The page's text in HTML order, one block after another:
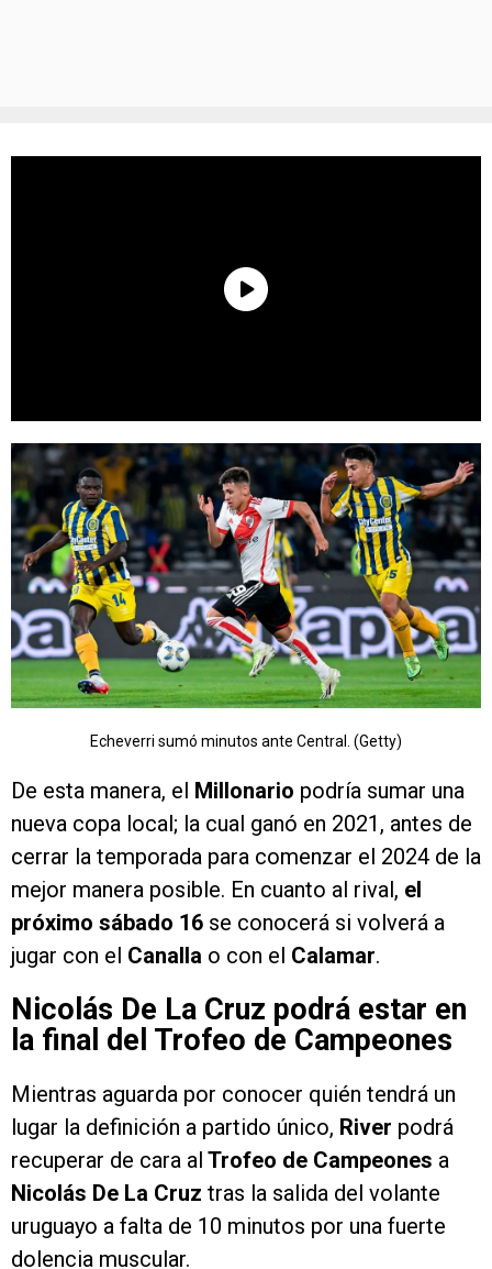
Echeverri sumó minutos ante Central. (Getty)
De esta manera, el Millonario podría sumar una
nueva copa local; la cual ganó en 2021, antes de
cerrar la temporada para comenzar el 2024 de la
mejor manera posible. En cuanto al rival, el
próximo sábado 16 se conocerá si volverá a
jugar con el Canalla o con el Calamar.
Nicolás De La Cruz podrá estar en
la final del Trofeo de Campeones
Mientras aguarda por conocer quién tendrá un
lugar la definición a partido único, River podrá
recuperar de cara al Trofeo de Campeones a
Nicolás De La Cruz tras la salida del volante
uruguayo a falta de 10 minutos por una fuerte
dolencia muscular.